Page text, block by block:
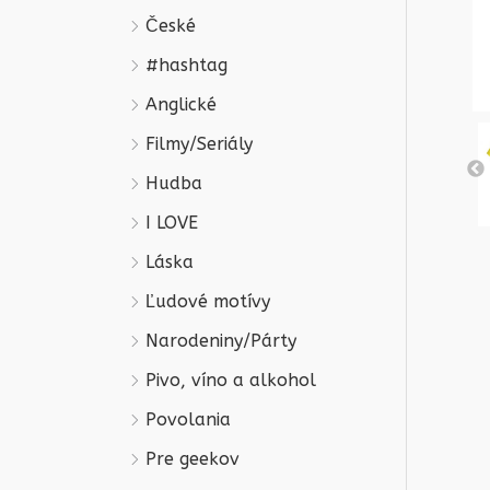
České
#hashtag
Anglické
Filmy/Seriály
Hudba
I LOVE
Láska
Ľudové motívy
Narodeniny/Párty
Pivo, víno a alkohol
Povolania
Pre geekov